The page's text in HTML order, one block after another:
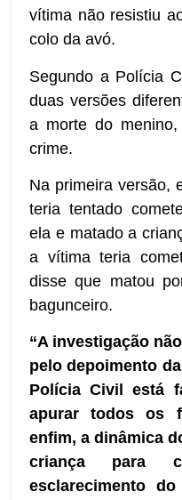
vítima não resistiu
colo da avó.
Segundo a Polícia
duas versões
a morte do
crime.
Na primeira versão,
teria tentado
ela e matado a
a vítima teria
disse que matou
bagunceiro.
“A investigação
pelo depoimento
Polícia Civil está
apurar todos os
enfim, a dinâmica
criança para
esclarecimento do